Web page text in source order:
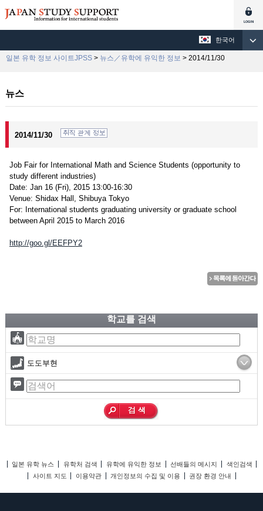
한국어
일본 유학 정보 사이트JPSS > 뉴스／유학에 유익한 정보 > 2014/11/30
뉴스
2014/11/30
Job Fair for International Math and Science Students (opportunity to
study different industries)
Date: Jan 16 (Fri), 2015 13:00-16:30
Venue: Shidax Hall, Shibuya Tokyo
For: International students graduating university or graduate school
between April 2015 to March 2016
http://goo.gl/EEFPY2
학교를 검색
도도부현
일본 유학 뉴스 유학처 검색 유학에 유익한 정보 선배들의 메시지
색인검색
사이트 지도
이용약관 개인정보의 수집 및 이용 권장 환경 안내